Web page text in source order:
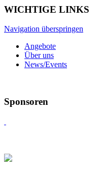
WICHTIGE LINKS
Navigation überspringen
Angebote
Über uns
News/Events
Sponsoren